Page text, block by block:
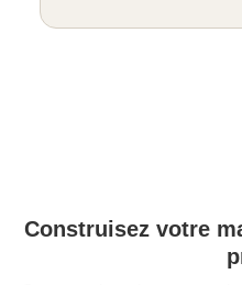
Construisez votre